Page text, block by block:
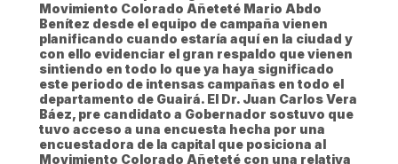
Movimiento Colorado Añeteté Mario Abdo
Benítez desde el equipo de campaña vienen
planificando cuando estaría aquí en la ciudad y
con ello evidenciar el gran respaldo que vienen
sintiendo en todo lo que ya haya significado
este periodo de intensas campañas en todo el
departamento de Guairá. El Dr. Juan Carlos Vera
Báez, pre candidato a Gobernador sostuvo que
tuvo acceso a una encuesta hecha por una
encuestadora de la capital que posiciona al
Movimiento Colorado Añeteté con una relativa